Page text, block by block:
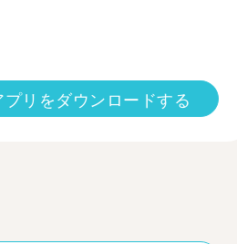
プリをダウンロードする